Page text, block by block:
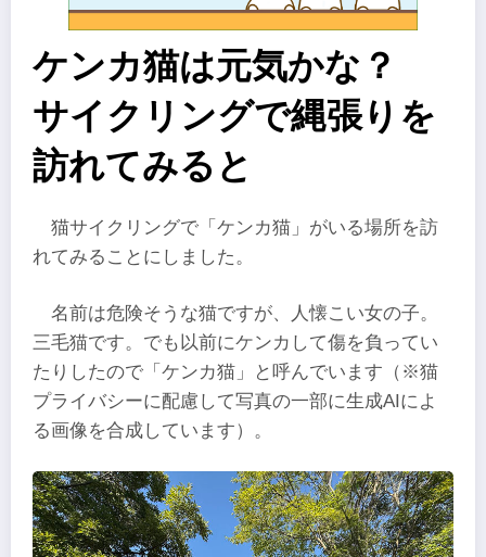
ケンカ猫は元気かな？
サイクリングで縄張りを
訪れてみると
猫サイクリングで「ケンカ猫」がいる場所を訪
れてみることにしました。
名前は危険そうな猫ですが、人懐こい女の子。
三毛猫です。でも以前にケンカして傷を負ってい
たりしたので「ケンカ猫」と呼んでいます（※猫
プライバシーに配慮して写真の一部に生成AIによ
る画像を合成しています）。